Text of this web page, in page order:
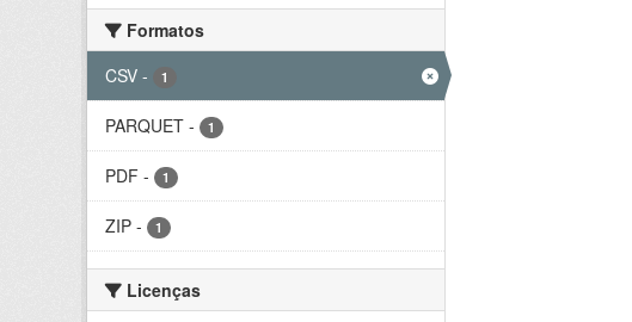
Formatos
CSV - 1
PARQUET - 1
PDF - 1
ZIP - 1
Licenças